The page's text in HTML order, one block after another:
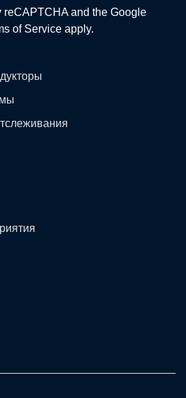
reCAPTCHA and the Google
of Service apply.